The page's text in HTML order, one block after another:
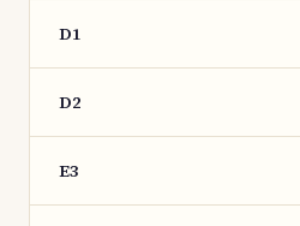
D1
D2
E3